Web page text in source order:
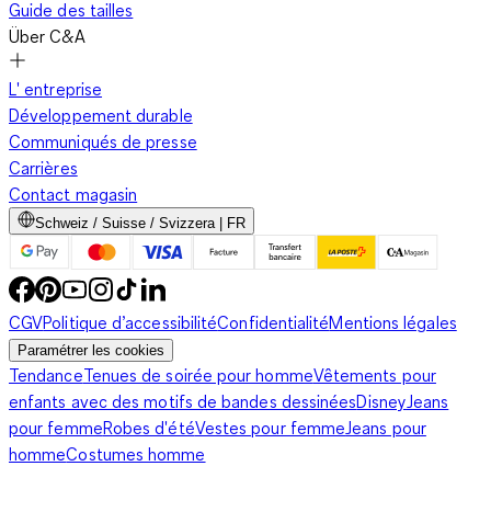
Guide des tailles
Über C&A
L' entreprise
Développement durable
Communiqués de presse
Carrières
Contact magasin
Schweiz / Suisse / Svizzera | FR
CGVPolitique d’accessibilitéConfidentialitéMentions légales
Paramétrer les cookies
TendanceTenues de soirée pour hommeVêtements pour
enfants avec des motifs de bandes dessinéesDisneyJeans
pour femmeRobes d'étéVestes pour femmeJeans pour
hommeCostumes homme